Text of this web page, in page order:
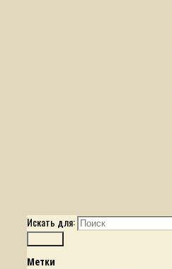
Искать для:
Метки